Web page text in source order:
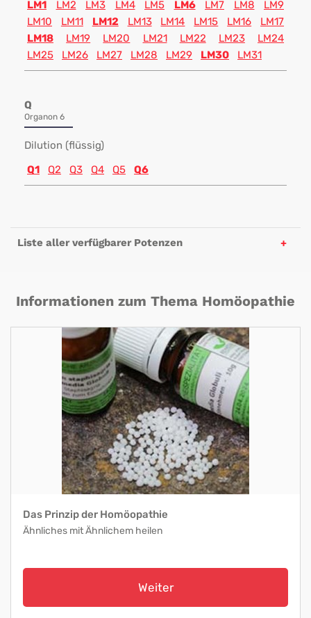
LM1 LM2 LM3 LM4 LM5 LM6 LM7 LM8
LM9
LM10
LM11 LM12 LM13 LM14 LM15 LM16
LM17
LM18
LM19 LM20 LM21 LM22 LM23
LM24
LM25
LM26 LM27 LM28 LM29 LM30 LM31
Q
Organon 6
Dilution (flüssig)
Q1
Q2 Q3 Q4 Q5 Q6
Liste aller verfügbarer Potenzen
Informationen zum Thema Homöopathie
Das Prinzip der Homöopathie
Ähnliches mit Ähnlichem heilen
Weiter